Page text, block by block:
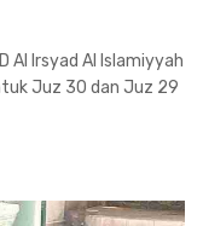
Al Irsyad Al Islamiyyah
Juz 30 dan Juz 29